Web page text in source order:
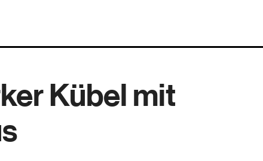
Kübel mit